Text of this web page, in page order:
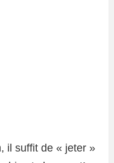
il suffit de « jeter »